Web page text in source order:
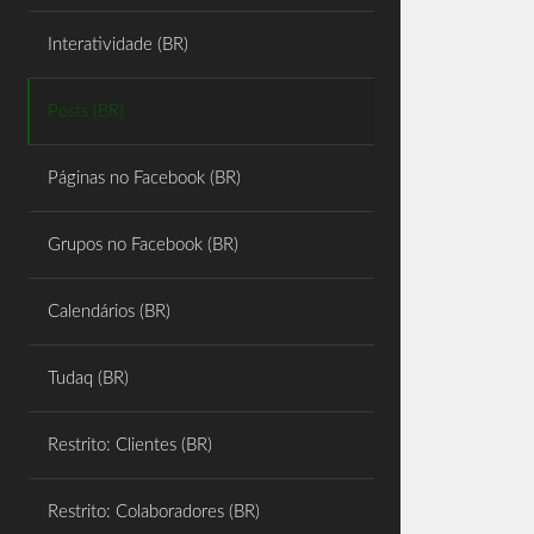
Interatividade (BR)
Posts (BR)
Páginas no Facebook (BR)
Grupos no Facebook (BR)
Calendários (BR)
Tudaq (BR)
Restrito: Clientes (BR)
Restrito: Colaboradores (BR)